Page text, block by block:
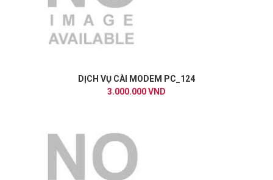
DỊCH VỤ CÀI MODEM PC_124
3.000.000 VND